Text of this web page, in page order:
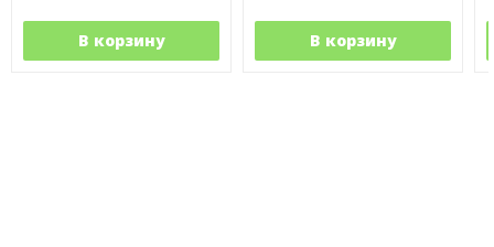
В корзину В корзину